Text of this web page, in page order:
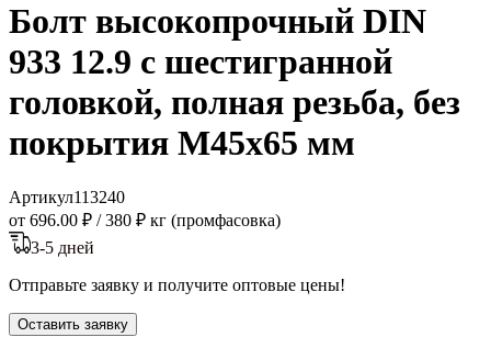
Болт высокопрочный DIN
933 12.9 с шестигранной
головкой, полная резьба, без
покрытия M45x65 мм
Артикул113240
от 696.00 ₽ /380 ₽ кг (промфасовка)
3-5 дней
Отправьте заявку и получите оптовые цены!
Оставить заявку